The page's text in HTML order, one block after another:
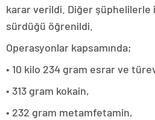
karar verildi. Diğer şüphelilerle
sürdüğü öğrenildi.
Operasyonlar kapsamında;
• 10 kilo 234 gram esrar ve
• 313 gram kokain,
• 232 gram metamfetamin,